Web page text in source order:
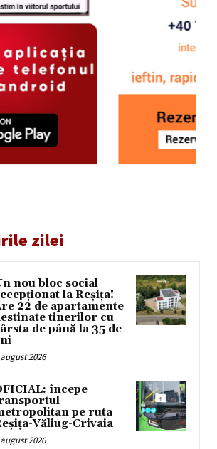
zilei
nou bloc social
la Reșița!
22 de apartamente
tinerilor cu
de până la 35 de
2026
începe
pe ruta
Văliug-Crivaia
2026